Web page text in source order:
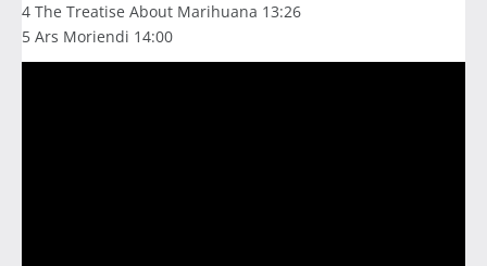
4 The Treatise About Marihuana 13:26
5 Ars Moriendi 14:00